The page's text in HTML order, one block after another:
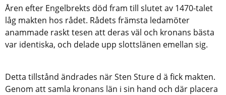
Åren efter Engelbrekts död fram till slutet av 1470-talet
låg makten hos rådet. Rådets främsta ledamöter
anammade raskt tesen att deras väl och kronans bästa
var identiska, och delade upp slottslänen emellan sig.
Detta tillstånd ändrades när Sten Sture d ä fick makten.
Genom att samla kronans län i sin hand och där placera